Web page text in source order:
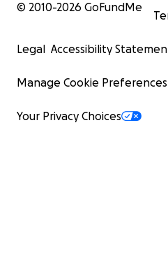
© 2010-2026 GoFundMe
Legal Accessibility
Manage Cookie Preferences
Your Privacy Choices